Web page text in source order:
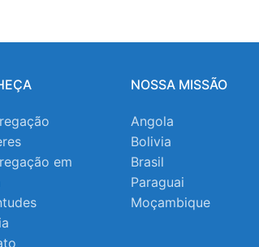
em
NOSSA MISSÃO
Angola
Bolivia
Brasil
Paraguai
Moçambique